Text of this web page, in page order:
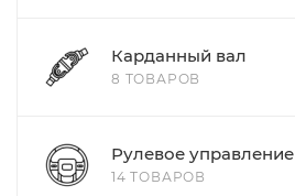
Карданный вал
8 ТОВАРОВ
Рулевое управление
14 ТОВАРОВ